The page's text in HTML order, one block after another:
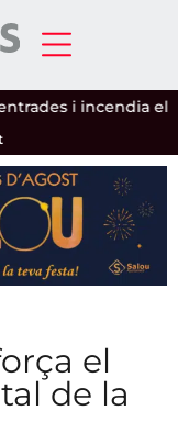
i incendia el
el
de la